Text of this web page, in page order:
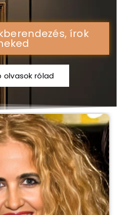
írok
olvasok rólad